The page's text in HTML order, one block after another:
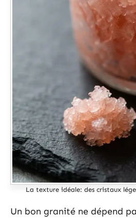
La texture idéale: des cristaux
Un bon granité ne dépend